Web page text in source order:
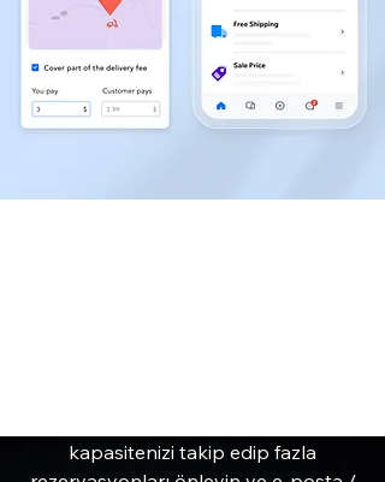
kapasitenizi takip edip fazla